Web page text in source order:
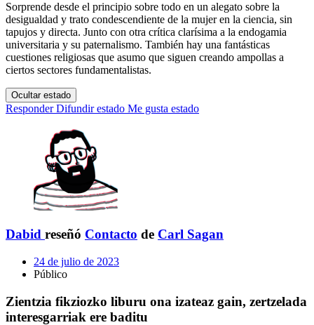
Sorprende desde el principio sobre todo en un alegato sobre la
desigualdad y trato condescendiente de la mujer en la ciencia, sin
tapujos y directa. Junto con otra crítica clarísima a la endogamia
universitaria y su paternalismo. También hay una fantásticas
cuestiones religiosas que asumo que siguen creando ampollas a
ciertos sectores fundamentalistas.
Ocultar estado
Responder Difundir estado Me gusta estado
Dabid reseñó Contacto de Carl Sagan
24 de julio de 2023
Público
Zientzia fikziozko liburu ona izateaz gain, zertzelada
interesgarriak ere baditu